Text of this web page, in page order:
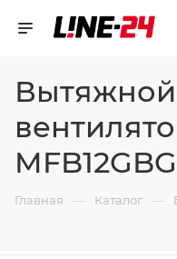
Вытяжной
MFB12GBG
Главная — Каталог —